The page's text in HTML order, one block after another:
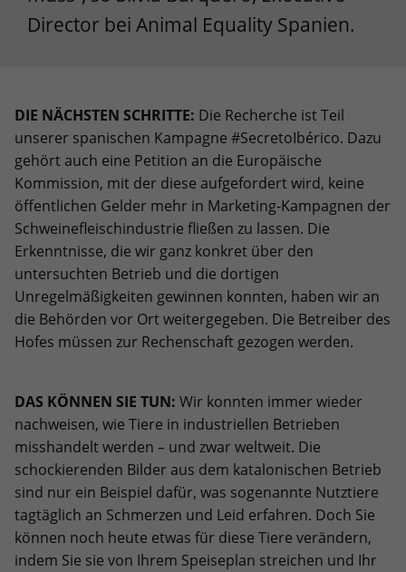
Director bei Animal Equality Spanien.
DIE NÄCHSTEN SCHRITTE: Die Recherche ist Teil
unserer spanischen Kampagne #SecretoIbérico. Dazu
gehört auch eine Petition an die Europäische
Kommission, mit der diese aufgefordert wird, keine
öffentlichen Gelder mehr in Marketing-Kampagnen der
Schweinefleischindustrie fließen zu lassen. Die
Erkenntnisse, die wir ganz konkret über den
untersuchten Betrieb und die dortigen
Unregelmäßigkeiten gewinnen konnten, haben wir an
die Behörden vor Ort weitergegeben. Die Betreiber des
Hofes müssen zur Rechenschaft gezogen werden.
DAS KÖNNEN SIE TUN: Wir konnten immer wieder
nachweisen, wie Tiere in industriellen Betrieben
misshandelt werden – und zwar weltweit. Die
schockierenden Bilder aus dem katalonischen Betrieb
sind nur ein Beispiel dafür, was sogenannte Nutztiere
tagtäglich an Schmerzen und Leid erfahren. Doch Sie
können noch heute etwas für diese Tiere verändern,
indem Sie sie von Ihrem Speiseplan streichen und Ihr